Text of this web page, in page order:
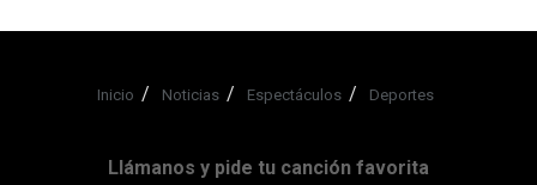
Inicio Noticias Espectáculos Deportes
Llámanos y pide tu canción favorita